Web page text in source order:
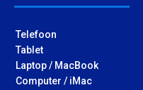
Telefoon
Tablet
Laptop / MacBook
Computer / iMac